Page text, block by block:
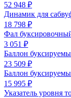
52 948 ₽
Динамик для
18 798 ₽
Фал
3 051 ₽
Баллон
23 509 ₽
Баллон
15 995 ₽
Указатель уровня